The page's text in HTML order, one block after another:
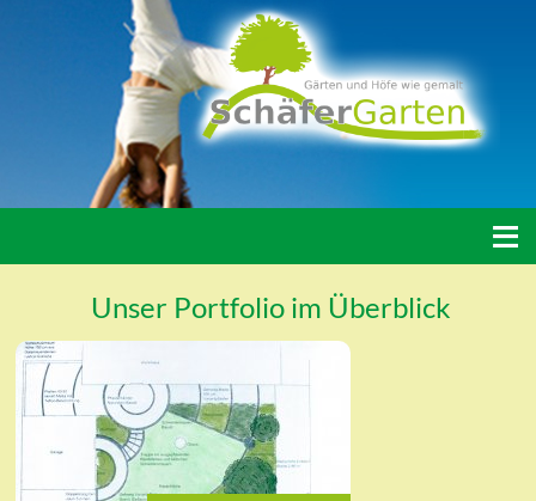
≡
Unser Portfolio im Überblick